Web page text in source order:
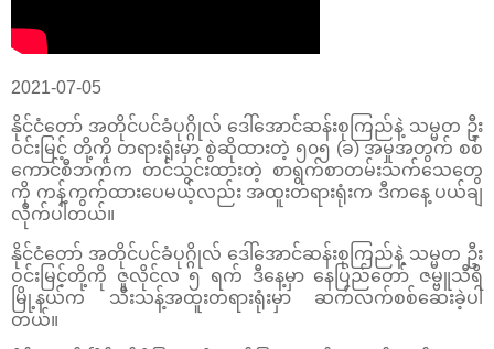
2021-07-05
နိုင်ငံတော် အတိုင်ပင်ခံပုဂ္ဂိုလ် ဒေါ်အောင်ဆန်းစုကြည်နဲ့ သမ္မတ ဦး
ဝင်းမြင့် တို့ကို တရားရုံးမှာ စွဲဆိုထားတဲ့ ၅၀၅ (ခ) အမှုအတွက် စစ်
ကောင်စီဘက်က တင်သွင်းထားတဲ့ စာရွက်စာတမ်းသက်သေတွေ
ကို ကန့်ကွက်ထားပေမယ့်လည်း အထူးတရားရုံးက ဒီကနေ့ ပယ်ချ
လိုက်ပါတယ်။
နိုင်ငံတော် အတိုင်ပင်ခံပုဂ္ဂိုလ် ဒေါ်အောင်ဆန်းစုကြည်နဲ့ သမ္မတ ဦး
ဝင်းမြင့်တို့ကို ဇူလိုင်လ ၅ ရက် ဒီနေ့မှာ နေပြည်တော် ဇမ္ဗူသီရိ
မြို့နယ်က သီးသန့်အထူးတရားရုံးမှာ ဆက်လက်စစ်ဆေးခဲ့ပါ
တယ်။